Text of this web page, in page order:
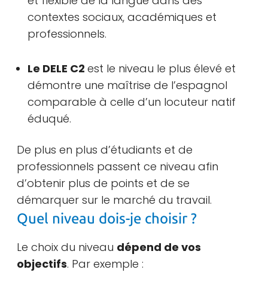
contextes sociaux, académiques et
professionnels.
Le DELE C2 est le niveau le plus élevé et
démontre une maîtrise de l’espagnol
comparable à celle d’un locuteur natif
éduqué.
De plus en plus d’étudiants et de
professionnels passent ce niveau afin
d’obtenir plus de points et de se
démarquer sur le marché du travail.
Quel niveau dois-je choisir ?
Le choix du niveau dépend de vos
objectifs. Par exemple :